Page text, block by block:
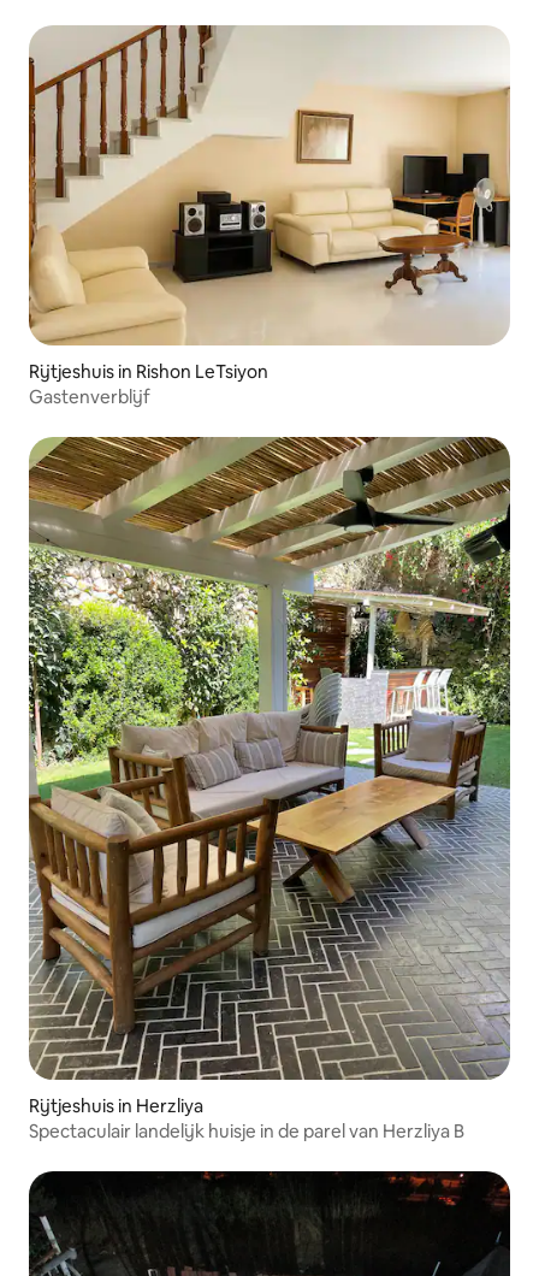
Rijtjeshuis in Rishon LeTsiyon
Gastenverblijf
Rijtjeshuis in Herzliya
Spectaculair landelijk huisje in de parel van Herzliya B